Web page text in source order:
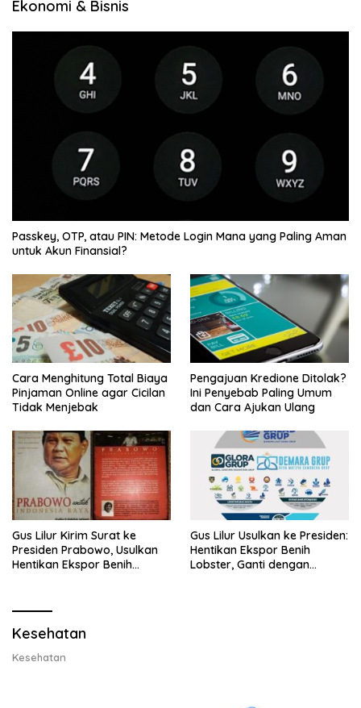
Ekonomi & Bisnis
Passkey, OTP, atau PIN: Metode Login Mana yang Paling Aman
untuk Akun Finansial?
Cara Menghitung Total Biaya
Pinjaman Online agar Cicilan
Tidak Menjebak
Pengajuan Kredione Ditolak?
Ini Penyebab Paling Umum
dan Cara Ajukan Ulang
Gus Lilur Kirim Surat ke
Presiden Prabowo, Usulkan
Hentikan Ekspor Benih
Gus Lilur Usulkan ke Presiden:
Hentikan Ekspor Benih
Lobster, Ganti dengan
Kesehatan
Kesehatan